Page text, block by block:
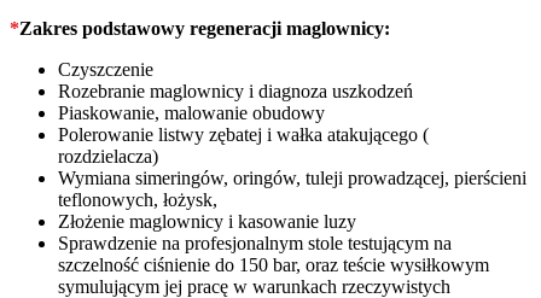
*Zakres podstawowy regeneracji maglownicy:
Czyszczenie
Rozebranie maglownicy i diagnoza uszkodzeń
Piaskowanie, malowanie obudowy
Polerowanie listwy zębatej i wałka atakującego (
rozdzielacza)
Wymiana simeringów, oringów, tuleji prowadzącej, pierścieni
teflonowych, łożysk,
Złożenie maglownicy i kasowanie luzy
Sprawdzenie na profesjonalnym stole testującym na
szczelność ciśnienie do 150 bar, oraz teście wysiłkowym
symulującym jej pracę w warunkach rzeczywistych